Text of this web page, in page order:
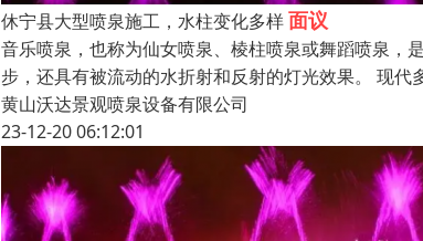
休宁县大型喷泉施工，水柱变化多样面议
音乐喷泉，也称为仙女喷泉、棱柱喷泉或舞蹈喷泉，
步，还具有被流动的水折射和反射的灯光效果。 现
黄山沃达景观喷泉设备有限公司
23-12-20 06:12:01